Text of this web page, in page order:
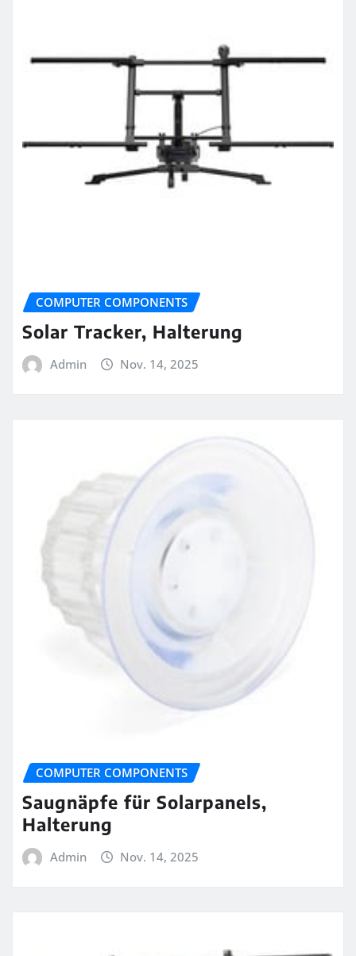
COMPUTER COMPONENTS
Solar Tracker, Halterung
Admin Nov. 14, 2025
COMPUTER COMPONENTS
Saugnäpfe für Solarpanels,
Halterung
Admin Nov. 14, 2025